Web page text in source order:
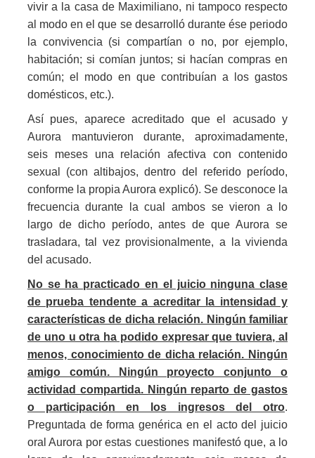
vivir a la casa de Maximiliano, ni tampoco respecto
al modo en el que se desarrolló durante ése periodo
la convivencia (si compartían o no, por ejemplo,
habitación; si comían juntos; si hacían compras en
común; el modo en que contribuían a los gastos
domésticos, etc.).
Así pues, aparece acreditado que el acusado y
Aurora mantuvieron durante, aproximadamente,
seis meses una relación afectiva con contenido
sexual (con altibajos, dentro del referido período,
conforme la propia Aurora explicó). Se desconoce la
frecuencia durante la cual ambos se vieron a lo
largo de dicho período, antes de que Aurora se
trasladara, tal vez provisionalmente, a la vivienda
del acusado.
No se ha practicado en el juicio ninguna clase
de prueba tendente a acreditar la intensidad y
características de dicha relación. Ningún familiar
de uno u otra ha podido expresar que tuviera, al
menos, conocimiento de dicha relación. Ningún
amigo común. Ningún proyecto conjunto o
actividad compartida. Ningún reparto de gastos
o participación en los ingresos del otro.
Preguntada de forma genérica en el acto del juicio
oral Aurora por estas cuestiones manifestó que, a lo